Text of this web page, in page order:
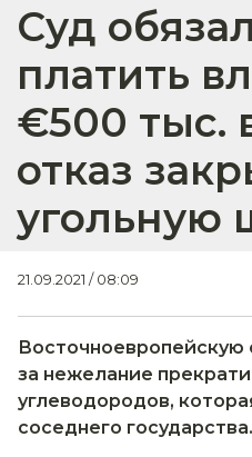
Суд
платить
€500 тыс.
отказ
угольную
21.09.2021 / 08:09
Восточноевропейскую
за нежелание
углеводородов,
соседнего государства.